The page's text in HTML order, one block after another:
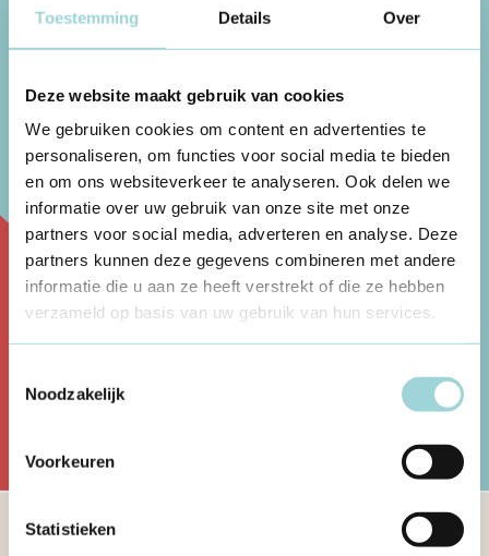
Toestemming Details Over
Deze website maakt gebruik van cookies
We gebruiken cookies om content en advertenties te
personaliseren, om functies voor social media te bieden
en om ons websiteverkeer te analyseren. Ook delen we
informatie over uw gebruik van onze site met onze
partners voor social media, adverteren en analyse. Deze
partners kunnen deze gegevens combineren met andere
informatie die u aan ze heeft verstrekt of die ze hebben
verzameld op basis van uw gebruik van hun services.
Noodzakelijk
Voorkeuren
Statistieken
Kies je vorming
Schrijfdag Gent
Schrijfdag Antwerpen
Schrijf je in op de Formaat nieuwsbrief